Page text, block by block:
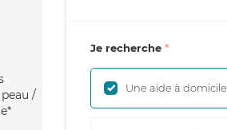
/
Je recherche
Une aide à domicile